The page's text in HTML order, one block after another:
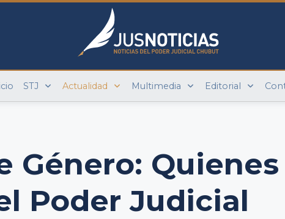
STJ Actualidad Multimedia Editorial
Género: Quienes
Poder Judicial